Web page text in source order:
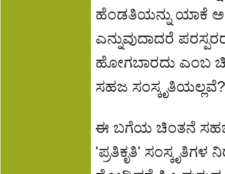
ಹೆಂಡತಿಯನ್ನು ಯಾಕೆ
ಎನ್ನುವುದಾದರೆ
ಹೋಗಬಾರದು ಎಂಬ
ಸಹಜ ಸಂಸ್ಕೃತಿಯಲ್ಲವೆ?
ಈ ಬಗೆಯ ಚಿಂತನೆ ಸಹಜ
'ಪ್ರತಿಕೃತಿ' ಸಂಸ್ಕೃತಿಗಳ